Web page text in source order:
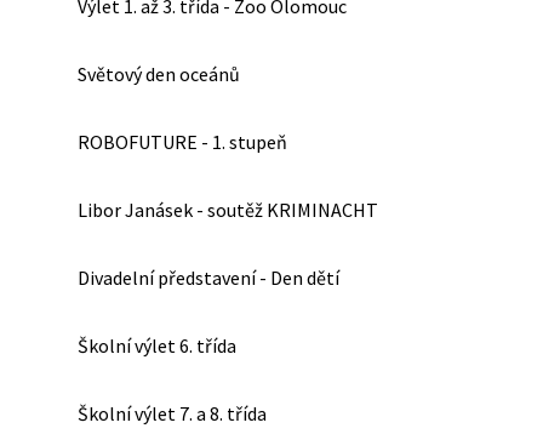
Výlet 1. až 3. třída - Zoo Olomouc
Světový den oceánů
ROBOFUTURE - 1. stupeň
Libor Janásek - soutěž KRIMINACHT
Divadelní představení - Den dětí
Školní výlet 6. třída
Školní výlet 7. a 8. třída